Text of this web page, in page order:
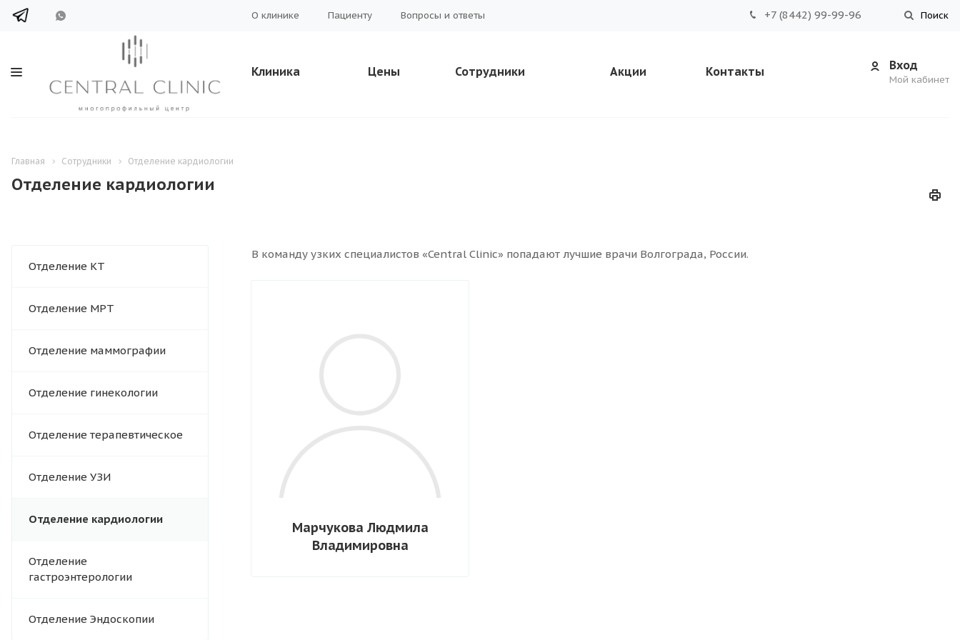
Поиск
О клинике Пациенту Вопросы и ответы +7 (8442) 99-99-96
Вход
Мой кабинет
Клиника Цены Сотрудники Акции Контакты
Главная Сотрудники Отделение кардиологии
Отделение кардиологии
Отделение КТ
Отделение МРТ
Отделение маммографии
Отделение гинекологии
Отделение терапевтическое
Отделение УЗИ
Отделение кардиологии
Отделение
гастроэнтерологии
Отделение Эндоскопии
В команду узких специалистов «Central Clinic» попадают лучшие врачи Волгограда, России.
Марчукова Людмила
Владимировна